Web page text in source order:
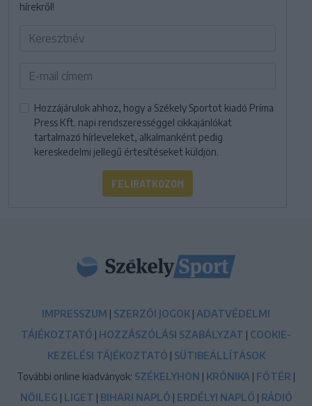
hírekről!
Hozzájárulok ahhoz, hogy a Székely Sportot kiadó Príma
Press Kft. napi rendszerességgel cikkajánlókat
tartalmazó hírleveleket, alkalmanként pedig
kereskedelmi jellegű értesítéseket küldjön.
FELIRATKOZOM
IMPRESSZUM | SZERZŐI JOGOK | ADATVÉDELMI
TÁJÉKOZTATÓ | HOZZÁSZÓLÁSI SZABÁLYZAT | COOKIE-
KEZELÉSI TÁJÉKOZTATÓ | SÜTIBEÁLLÍTÁSOK
További online kiadványok: SZÉKELYHON | KRÓNIKA | FŐTÉR |
NŐILEG | LIGET | BIHARI NAPLÓ | ERDÉLYI NAPLÓ | RÁDIÓ